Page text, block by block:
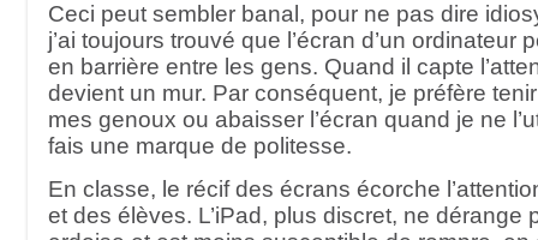
Ceci peut sembler banal, pour ne pas dire
j’ai toujours trouvé que l’écran d’un ordinateur
en barrière entre les gens. Quand il capte
devient un mur. Par conséquent, je préfère
mes genoux ou abaisser l’écran quand je ne
fais une marque de politesse.
En classe, le récif des écrans écorche
et des élèves. L’iPad, plus discret, ne dérange